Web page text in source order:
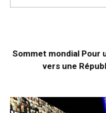
Sommet mondial Pour
vers une